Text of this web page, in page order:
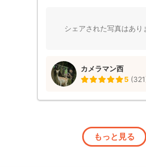
シェアされた写真はあり
カメラマン西
5 (321
もっと見る